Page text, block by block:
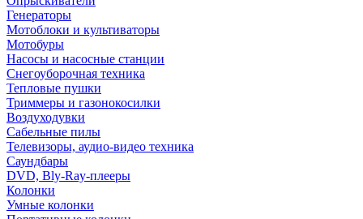
Генераторы
Мотоблоки и культиваторы
Мотобуры
Насосы и насосные станции
Снегоуборочная техника
Тепловые пушки
Триммеры и газонокосилки
Воздуходувки
Сабельные пилы
Телевизоры, аудио-видео техника
Саундбары
DVD, Bly-Ray-плееры
Колонки
Умные колонки